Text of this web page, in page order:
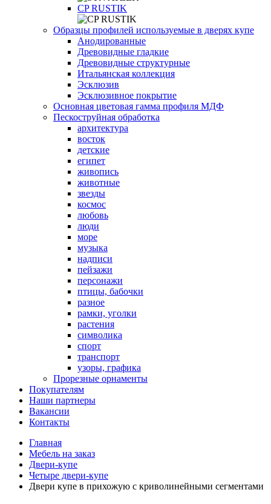
СP RUSTIK
Образцы профилей используемые в дверях купе
Анодированные
Древовидные гладкие
Древовидные структурные
Итальянская коллекция
Эсклюзив
Эсклюзивное покрытие
Основная цветовая гамма профиля МДФ
Пескоструйная обработка
архитектура
восток
детские
египет
живопись
животные
звезды
космос
любовь
люди
море
музыка
надписи
пейзажи
персонажи
птицы, бабочки
разное
рамки, уголки
растения
символика
спорт
транспорт
узоры, графика
Прорезные орнаменты
Покупателям
Наши партнеры
Вакансии
Контакты
Главная
Мебель на заказ
Двери-купе
Четыре двери-купе
Двери купе в прихожую с криволинейными сегментами